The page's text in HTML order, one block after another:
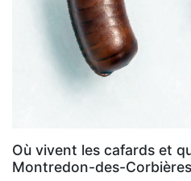
Où vivent les cafards et
Montredon-des-